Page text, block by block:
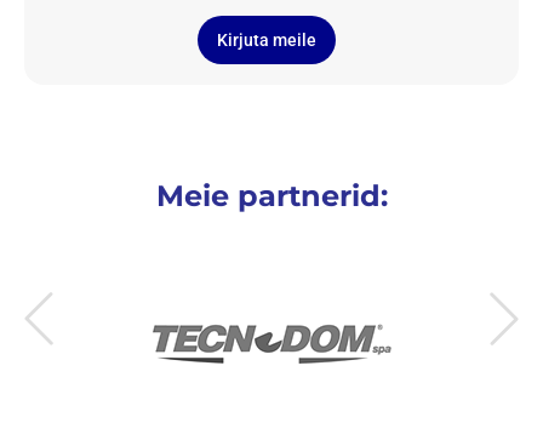
Kirjuta meile
Meie partnerid: